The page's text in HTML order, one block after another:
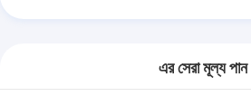
এর সেরা মূল্য পান